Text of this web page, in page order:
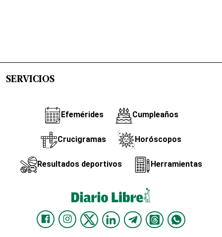
SERVICIOS
Efemérides Cumpleaños
Crucigramas Horóscopos
Resultados deportivos Herramientas